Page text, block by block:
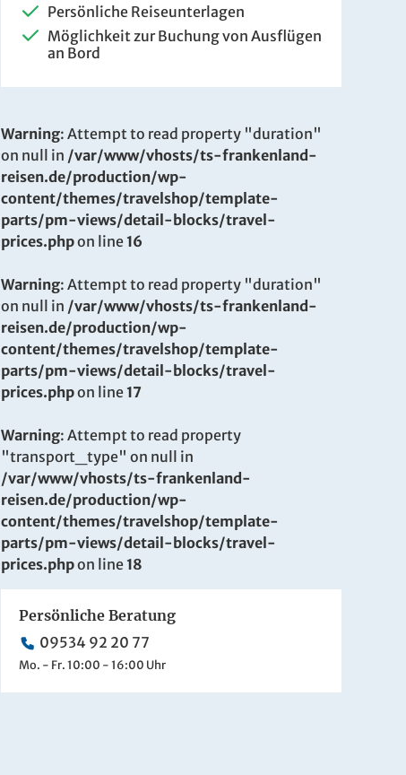
Persönliche Reiseunterlagen
Möglichkeit zur Buchung von Ausflügen
an Bord
Warning: Attempt to read property "duration"
on null in /var/www/vhosts/ts-frankenland-
reisen.de/production/wp-
content/themes/travelshop/template-
parts/pm-views/detail-blocks/travel-
prices.phpon line 16
Warning: Attempt to read property "duration"
on null in /var/www/vhosts/ts-frankenland-
reisen.de/production/wp-
content/themes/travelshop/template-
parts/pm-views/detail-blocks/travel-
prices.phpon line 17
Warning: Attempt to read property
"transport_type" on null in
/var/www/vhosts/ts-frankenland-
reisen.de/production/wp-
content/themes/travelshop/template-
parts/pm-views/detail-blocks/travel-
prices.phpon line 18
Persönliche Beratung
09534 92 20 77
Mo. - Fr. 10:00 - 16:00 Uhr